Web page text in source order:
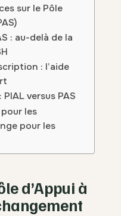
sur le Pôle
: au-delà de la
: l’aide
versus PAS
les
pour les
d’Appui à